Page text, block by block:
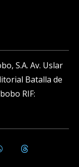
S.A. Av. Uslar
Batalla de
RIF: